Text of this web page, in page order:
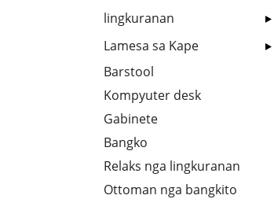
lingkuranan
Lamesa sa Kape
Barstool
Kompyuter desk
Gabinete
Bangko
Relaks nga lingkuranan
Ottoman nga bangkito